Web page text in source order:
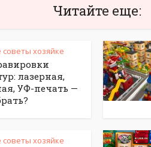
Читайте еще:
хозяйке
лазерная,
УФ-печать —
хозяйке